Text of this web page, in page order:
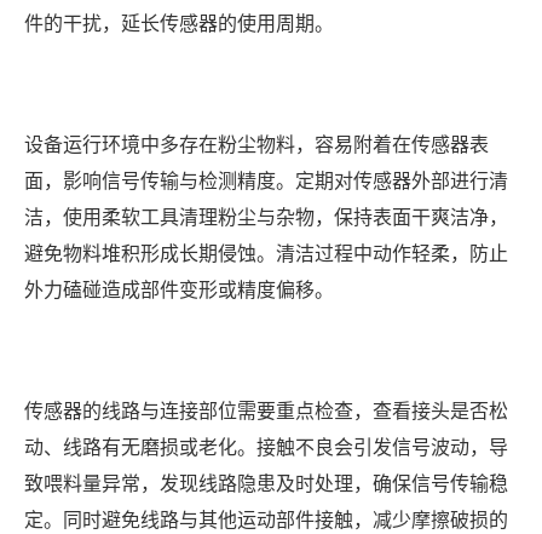
件的干扰，延长传感器的使用周期。
设备运行环境中多存在粉尘物料，容易附着在传感器表
面，影响信号传输与检测精度。定期对传感器外部进行清
洁，使用柔软工具清理粉尘与杂物，保持表面干爽洁净，
避免物料堆积形成长期侵蚀。清洁过程中动作轻柔，防止
外力磕碰造成部件变形或精度偏移。
传感器的线路与连接部位需要重点检查，查看接头是否松
动、线路有无磨损或老化。接触不良会引发信号波动，导
致喂料量异常，发现线路隐患及时处理，确保信号传输稳
定。同时避免线路与其他运动部件接触，减少摩擦破损的